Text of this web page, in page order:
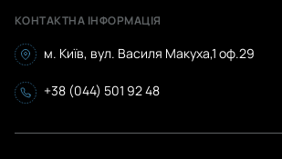
КОНТАКТНА ІНФОРМАЦІЯ
м. Київ, вул. Василя Макуха,1 оф.29
+38 (044) 501 92 48